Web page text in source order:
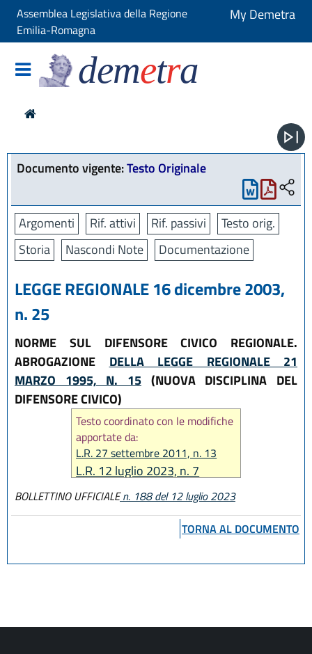
Assemblea Legislativa della Regione
Emilia-Romagna
My Demetra
demetra
Documento vigente:Testo Originale
Argomenti Rif. attivi Rif. passivi
Testo orig.
Storia
Nascondi Note Documentazione
LEGGE REGIONALE 16 dicembre 2003,
n. 25
NORME SUL DIFENSORE CIVICO REGIONALE.
ABROGAZIONE DELLA LEGGE REGIONALE 21
MARZO 1995, N. 15 (NUOVA DISCIPLINA DEL
DIFENSORE CIVICO)
Testo coordinato con le modifiche
apportate da:
L.R. 27 settembre 2011, n. 13
L.R. 12 luglio 2023, n. 7
BOLLETTINO UFFICIALEn. 188 del 12 luglio 2023
TORNA AL DOCUMENTO